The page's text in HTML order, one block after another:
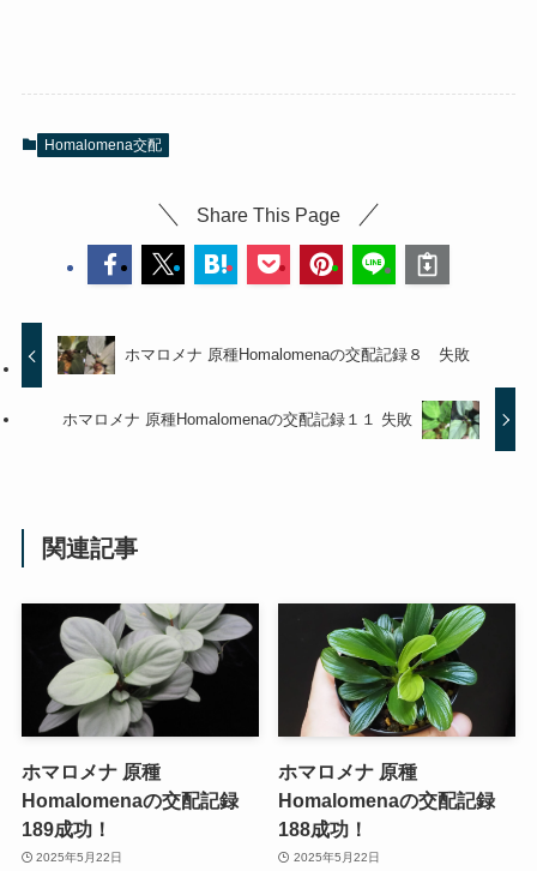
Homalomena交配
Share This Page
ホマロメナ 原種Homalomenaの交配記録８ 失敗
ホマロメナ 原種Homalomenaの交配記録１１ 失敗
関連記事
ホマロメナ 原種
Homalomenaの交配記録
189成功！
2025年5月22日
ホマロメナ 原種
Homalomenaの交配記録
188成功！
2025年5月22日